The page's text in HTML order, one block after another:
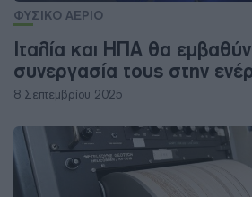
ΦΥΣΙΚΟ ΑΕΡΙΟ
Ιταλία και ΗΠΑ θα
συνεργασία τους στην
8 Σεπτεμβρίου 2025